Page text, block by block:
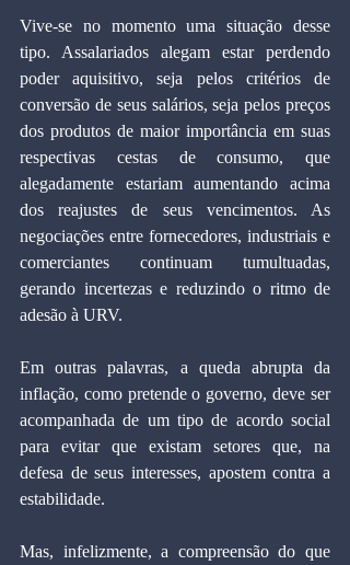
Vive-se no momento uma situação desse
tipo. Assalariados alegam estar perdendo
poder aquisitivo, seja pelos critérios de
conversão de seus salários, seja pelos preços
dos produtos de maior importância em suas
respectivas cestas de consumo, que
alegadamente estariam aumentando acima
dos reajustes de seus vencimentos. As
negociações entre fornecedores, industriais e
comerciantes continuam tumultuadas,
gerando incertezas e reduzindo o ritmo de
adesão à URV.
Em outras palavras, a queda abrupta da
inflação, como pretende o governo, deve ser
acompanhada de um tipo de acordo social
para evitar que existam setores que, na
defesa de seus interesses, apostem contra a
estabilidade.
Mas, infelizmente, a compreensão do que